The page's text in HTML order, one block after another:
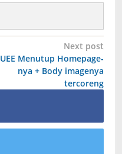
Next post
UEE Menutup Homepage-
nya + Body imagenya
tercoreng